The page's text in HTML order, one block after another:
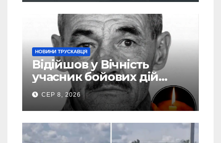
НОВИНИ ТРУСКАВЦЯ
Відійшов у Вічність
учасник бойових дій
Василь Іваникович зі
Станилі
СЕР 8, 2026